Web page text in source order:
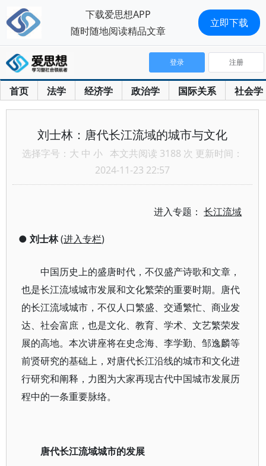
首页 法学 经济学 政治学 国际关系 社会学
登录 注册
刘士林：唐代长江流域的城市与文化
选择字号： 大 中 小 本文共阅读 3188 次 更新时间：
2024-11-23 22:57
进入专题：长江流域
● 刘士林(进入专栏)
中国历史上的盛唐时代，不仅盛产诗歌和文章，
也是长江流域城市发展和文化繁荣的重要时期。唐代
的长江流域城市，不仅人口繁盛、交通繁忙、商业发
达、社会富庶，也是文化、教育、学术、文艺繁荣发
展的高地。本次讲座将在史念海、李学勤、邹逸麟等
前贤研究的基础上，对唐代长江沿线的城市和文化进
行研究和阐释，力图为大家再现古代中国城市发展历
程中的一条重要脉络。
唐代长江流域城市的发展
下载爱思想APP
随时随地阅读精品文章
立即下载